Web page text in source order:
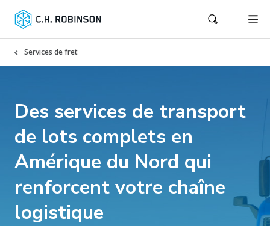
Services de fret
Des services de transport
de lots complets en
Amérique du Nord qui
renforcent votre chaîne
logistique